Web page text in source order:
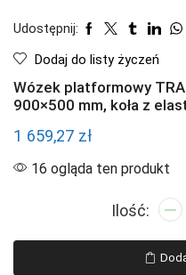
Udostępnij:
Dodaj do listy życzeń
Wózek platformowy
900×500 mm, koła z
1 659,27 zł
16 ogląda ten produkt
ilość